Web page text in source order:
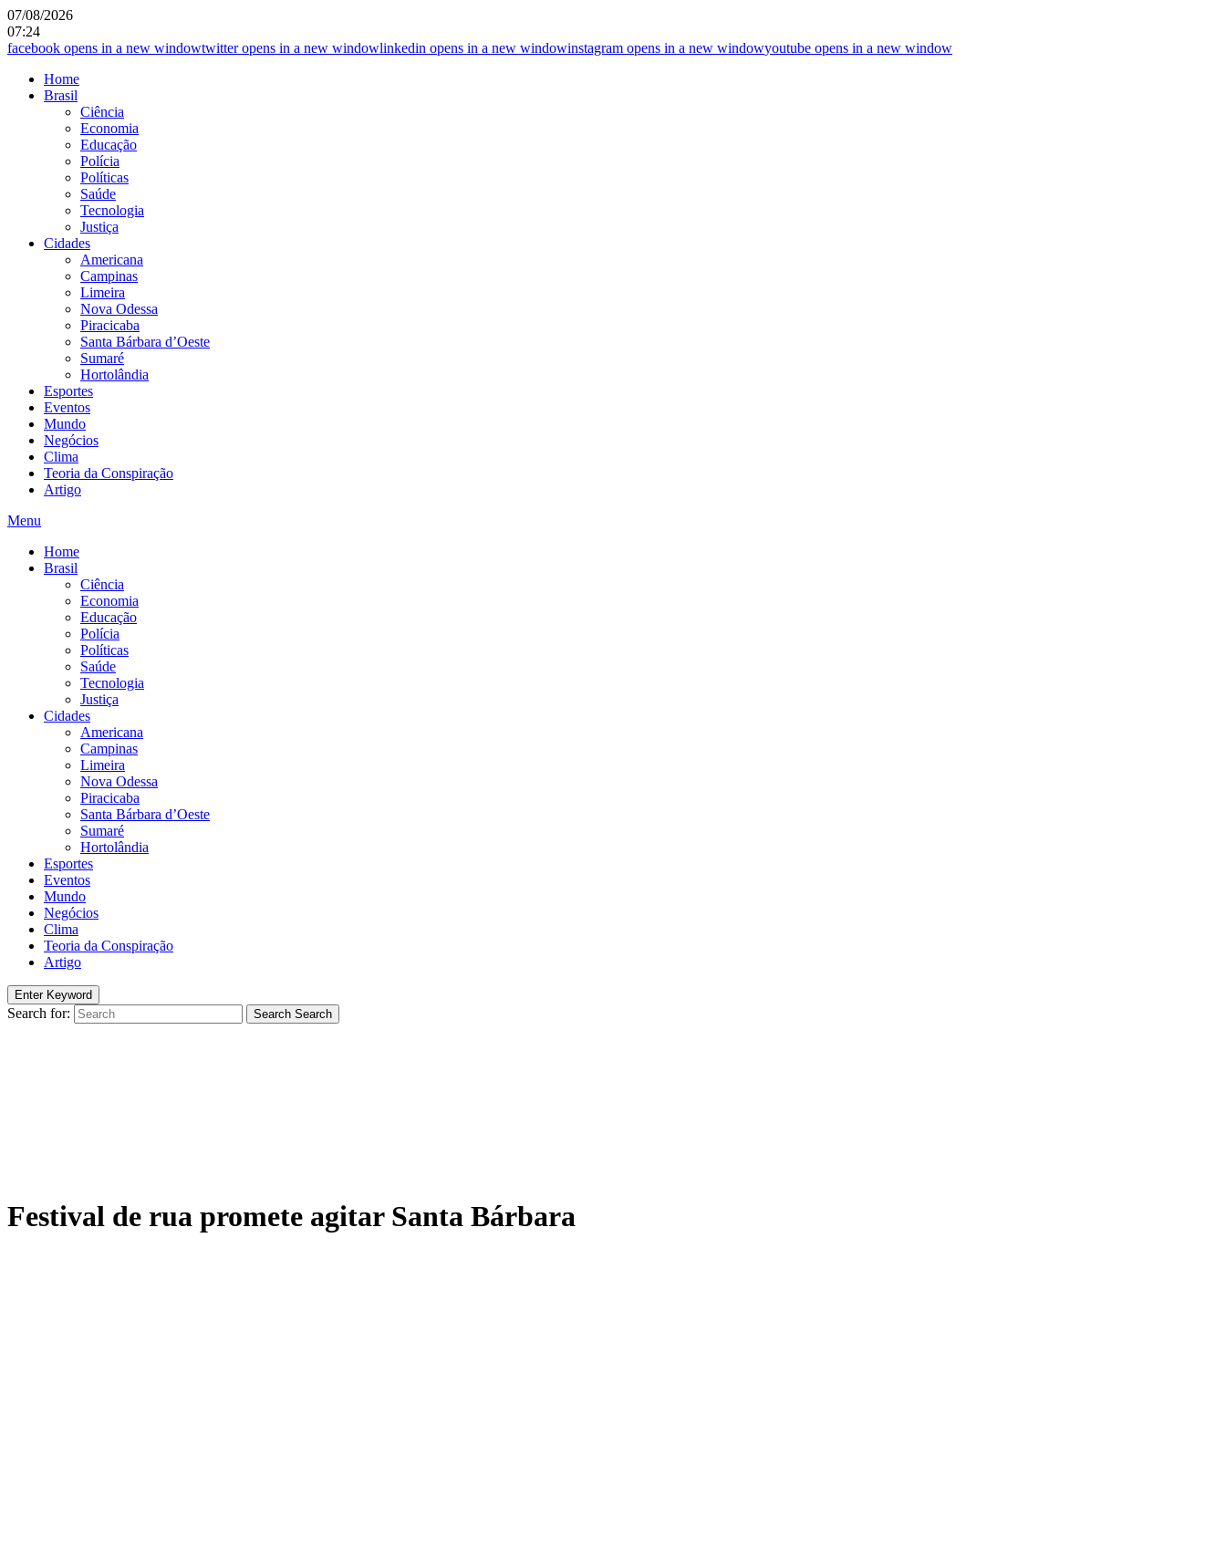
07/08/2026
07:24
facebook opens in a new windowtwitteropens in a new windowlinkedin opens in a new windowinstagram opens in a new windowyoutube opens in a new window
Home
Brasil
Ciência
Economia
Educação
Polícia
Políticas
Saúde
Tecnologia
Justiça
Cidades
Americana
Campinas
Limeira
Nova Odessa
Piracicaba
Santa Bárbara d’Oeste
Sumaré
Hortolândia
Esportes
Eventos
Mundo
Negócios
Clima
Teoria da Conspiração
Artigo
Menu
Home
Brasil
Ciência
Economia
Educação
Polícia
Políticas
Saúde
Tecnologia
Justiça
Cidades
Americana
Campinas
Limeira
Nova Odessa
Piracicaba
Santa Bárbara d’Oeste
Sumaré
Hortolândia
Esportes
Eventos
Mundo
Negócios
Clima
Teoria da Conspiração
Artigo
Enter Keyword
Search for: Search Search
Festival de rua promete agitar Santa Bárbara